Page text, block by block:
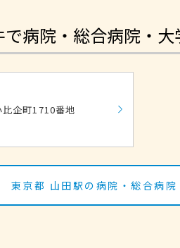
病院・総合病院・
企町1710番地
東京都 山田駅の病院・総合病